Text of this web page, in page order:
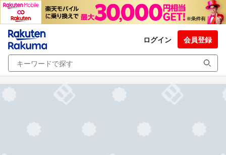
ログイン 会員登録